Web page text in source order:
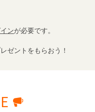
ンが必要です。
ゼントをもらおう！